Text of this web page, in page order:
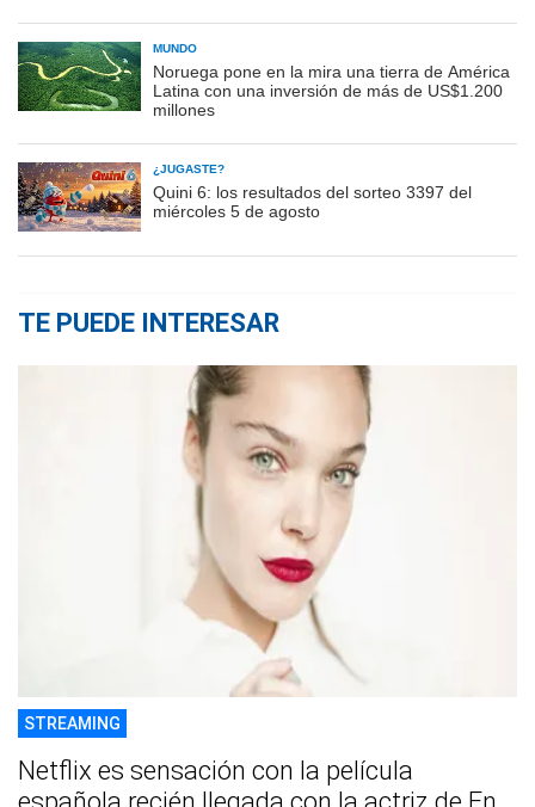
MUNDO
Noruega pone en la mira una tierra de América
Latina con una inversión de más de US$1.200
millones
¿JUGASTE?
Quini 6: los resultados del sorteo 3397 del
miércoles 5 de agosto
TE PUEDE INTERESAR
STREAMING
Netflix es sensación con la película